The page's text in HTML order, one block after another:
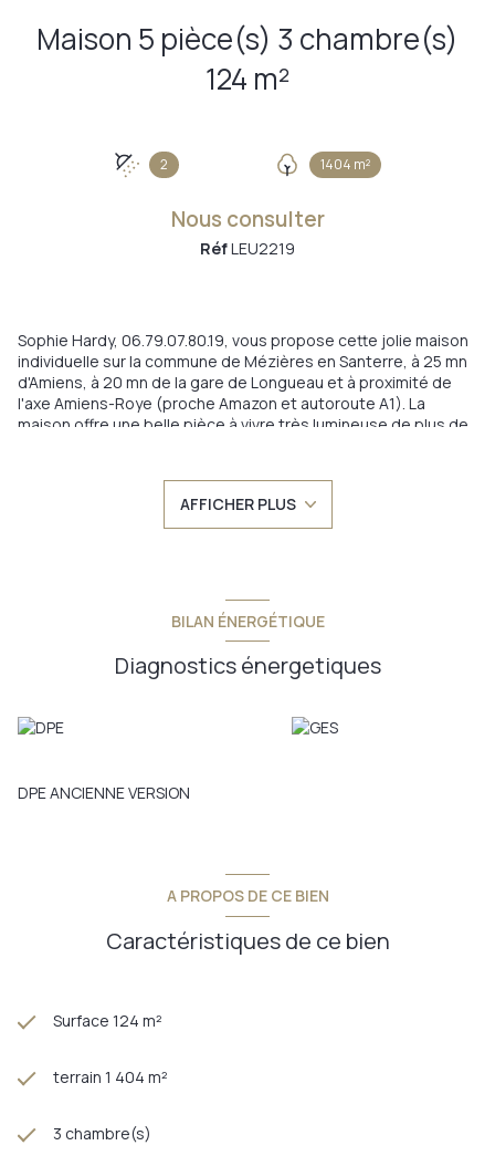
Maison 5 pièce(s) 3 chambre(s)
124 m²
2 1404 m²
Nous consulter
RéfLEU2219
Sophie Hardy, 06.79.07.80.19, vous propose cette jolie maison
individuelle sur la commune de Mézières en Santerre, à 25 mn
d'Amiens, à 20 mn de la gare de Longueau et à proximité de
l'axe Amiens-Roye (proche Amazon et autoroute A1). La
maison offre une belle pièce à vivre très lumineuse de plus de
chambre avec pièce dressing, une salle d'eau avec douche
italienne et des wc séparés. A l'étage un bel espace palier
distribue des wc et 2 grandes chambres dont une de plus de
attenant avec terrain constructible, cour intérieure avec
chaussée autonome ... De très belles prestations ! A découvrir
AFFICHER PLUS
BILAN ÉNERGÉTIQUE
Diagnostics énergetiques
DPE ANCIENNE VERSION
A PROPOS DE CE BIEN
Caractéristiques de ce bien
Surface 124 m²
terrain 1 404 m²
3 chambre(s)